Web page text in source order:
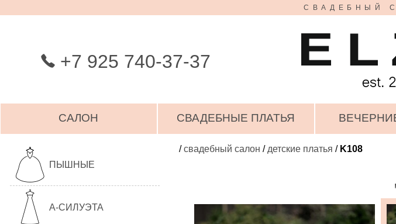
СВАДЕБНЫЙ
+7 925 740-37-37
САЛОН СВАДЕБНЫЕ ПЛАТЬЯ
ПЫШНЫЕ
А-СИЛУЭТА
/свадебный салон / детские платья / K108